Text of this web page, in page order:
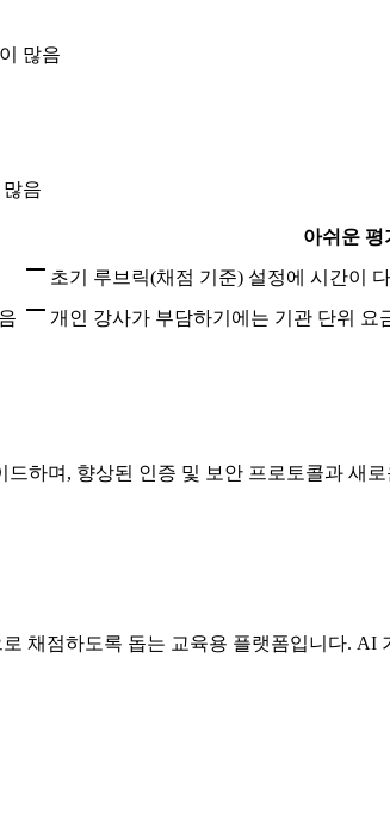
많음
음
아쉬운 평
초기 루브릭(채점 기준) 설정에 시간이
개인 강사가 부담하기에는 기관 단위 요
드하며, 향상된 인증 및 보안 프로토콜과 새
채점하도록 돕는 교육용 플랫폼입니다.